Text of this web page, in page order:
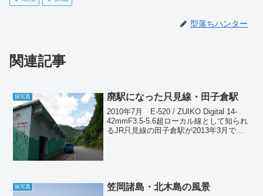
型落ちハンター
関連記事
旅写真 廃駅になった只見線・田子倉駅
2010年7月 E-520 / ZUIKO Digital 14-
42mmF3.5-5.6超ローカル線として知られ
るJR只見線の田子倉駅が2013年3月で廃
旅写真 笠岡諸島・北木島の風景